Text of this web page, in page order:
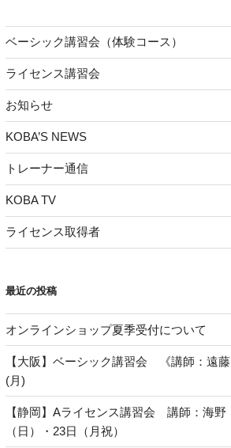
ベーシック講習会（体験コース）
ライセンス講習会
お知らせ
KOBA’S NEWS
トレーナー通信
KOBA TV
ライセンス取得者
最近の投稿
オンラインショップ夏季受付について
【大阪】ベーシック講習会 《講師：遠
(月)
【静岡】Aライセンス講習会 講師：海
（日）・23日（月祝）